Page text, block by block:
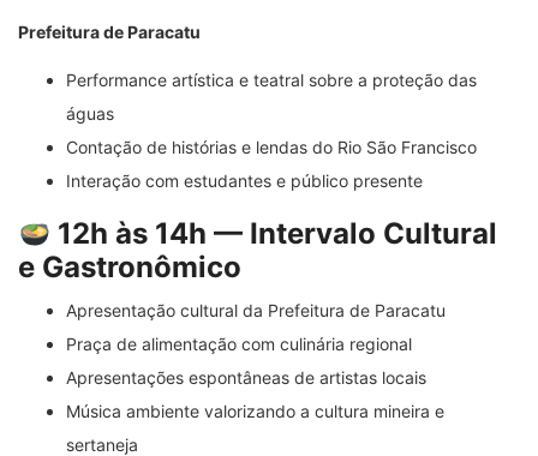
Prefeitura de Paracatu
Performance artística e teatral sobre a proteção das
águas
Contação de histórias e lendas do Rio São Francisco
Interação com estudantes e público presente
12h às 14h — Intervalo Cultural
e Gastronômico
Apresentação cultural da Prefeitura de Paracatu
Praça de alimentação com culinária regional
Apresentações espontâneas de artistas locais
Música ambiente valorizando a cultura mineira e
sertaneja